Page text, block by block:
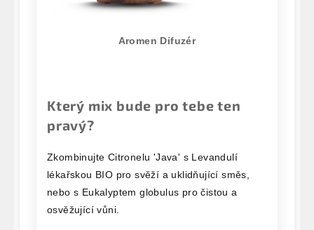
Aromen Difuzér
Který mix bude pro tebe ten
pravý?
Zkombinujte Citronelu 'Java' s Levandulí
lékařskou BIO pro svěží a uklidňující směs,
nebo s Eukalyptem globulus pro čistou a
osvěžující vůni.